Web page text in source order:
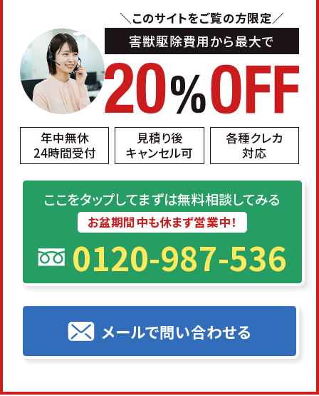
＼このサイトをご覧の方限定／
害獣駆除費用から最大で
年中無休
24時間受付
見積り後
キャンセル可
各種クレカ
対応
ここをタップしてまずは無料相談してみる
お盆期間中も休まず営業中！
0120-987-536
メールで問い合わせる